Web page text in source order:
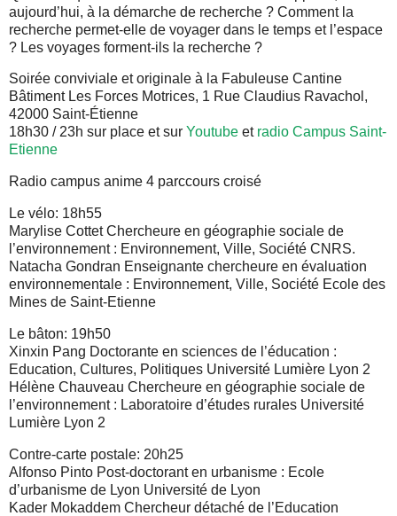
aujourd’hui, à la démarche de recherche ? Comment la
recherche permet-elle de voyager dans le temps et l’espace
? Les voyages forment-ils la recherche ?
Soirée conviviale et originale à la Fabuleuse Cantine
Bâtiment Les Forces Motrices, 1 Rue Claudius Ravachol,
42000 Saint-Étienne
18h30 / 23h sur place et sur Youtube et radio Campus Saint-
Etienne
Radio campus anime 4 parccours croisé
Le vélo: 18h55
Marylise Cottet Chercheure en géographie sociale de
l’environnement : Environnement, Ville, Société CNRS.
Natacha Gondran Enseignante chercheure en évaluation
environnementale : Environnement, Ville, Société Ecole des
Mines de Saint-Etienne
Le bâton: 19h50
Xinxin Pang Doctorante en sciences de l’éducation :
Education, Cultures, Politiques Université Lumière Lyon 2
Hélène Chauveau Chercheure en géographie sociale de
l’environnement : Laboratoire d’études rurales Université
Lumière Lyon 2
Contre-carte postale: 20h25
Alfonso Pinto Post-doctorant en urbanisme : Ecole
d’urbanisme de Lyon Université de Lyon
Kader Mokaddem Chercheur détaché de l’Education